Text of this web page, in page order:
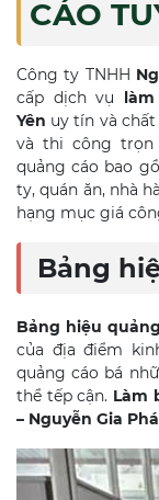
CÁO
Công ty TNHH
cấp dịch vụ
Yên uy tín và
và thi công trọn
quảng cáo bao
ty, quán ăn, nhà
hạng mục giá
Bảng
Bảng hiệu
của địa điểm
quảng cáo bá
thể tếp cận. Làm
– Nguyễn Gia